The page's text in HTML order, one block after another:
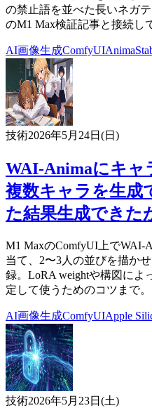
の禁止語を並べた長いネガ
のM1 Max検証記事と接続し
AI画像生成ComfyUIAnima
技術2026年5月24日(日)
WAI-Animaにキャ
複数キャラを生成
た結果生成できた
M1 MaxのComfyUI上でWAI-
当て、2〜3人の並びを描か
録。LoRA weightや構図によ
定して使うためのコツまで。
AI画像生成ComfyUIApple
技術2026年5月23日(土)